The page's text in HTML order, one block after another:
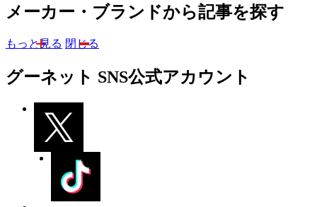
メーカー・ブランドから記事を探す
もっと見る 閉じる
グーネット SNS公式アカウント